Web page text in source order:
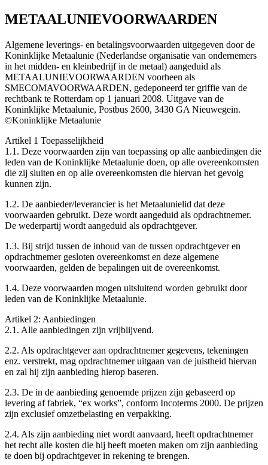
METAALUNIEVOORWAARDEN
Algemene leverings- en betalingsvoorwaarden uitgegeven door de
Koninklijke Metaalunie (Nederlandse organisatie van ondernemers
in het midden- en kleinbedrijf in de metaal) aangeduid als
METAALUNIEVOORWAARDEN voorheen als
SMECOMAVOORWAARDEN, gedeponeerd ter griffie van de
rechtbank te Rotterdam op 1 januari 2008. Uitgave van de
Koninklijke Metaalunie, Postbus 2600, 3430 GA Nieuwegein.
©Koninklijke Metaalunie
Artikel 1 Toepasselijkheid
1.1. Deze voorwaarden zijn van toepassing op alle aanbiedingen die
leden van de Koninklijke Metaalunie doen, op alle overeenkomsten
die zij sluiten en op alle overeenkomsten die hiervan het gevolg
kunnen zijn.
1.2. De aanbieder/leverancier is het Metaalunielid dat deze
voorwaarden gebruikt. Deze wordt aangeduid als opdrachtnemer.
De wederpartij wordt aangeduid als opdrachtgever.
1.3. Bij strijd tussen de inhoud van de tussen opdrachtgever en
opdrachtnemer gesloten overeenkomst en deze algemene
voorwaarden, gelden de bepalingen uit de overeenkomst.
1.4. Deze voorwaarden mogen uitsluitend worden gebruikt door
leden van de Koninklijke Metaalunie.
Artikel 2: Aanbiedingen
2.1. Alle aanbiedingen zijn vrijblijvend.
2.2. Als opdrachtgever aan opdrachtnemer gegevens, tekeningen
enz. verstrekt, mag opdrachtnemer uitgaan van de juistheid hiervan
en zal hij zijn aanbieding hierop baseren.
2.3. De in de aanbieding genoemde prijzen zijn gebaseerd op
levering af fabriek, “ex works”, conform Incoterms 2000. De prijzen
zijn exclusief omzetbelasting en verpakking.
2.4. Als zijn aanbieding niet wordt aanvaard, heeft opdrachtnemer
het recht alle kosten die hij heeft moeten maken om zijn aanbieding
te doen bij opdrachtgever in rekening te brengen.